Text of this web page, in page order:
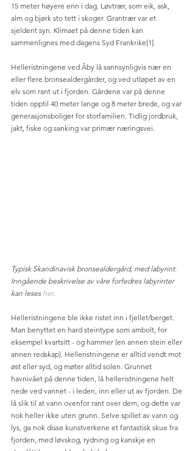
15 meter høyere enn i dag. Løvtrær, som eik, ask,
alm og bjørk sto tett i skoger. Grantrær var et
sjeldent syn. Klimaet på denne tiden kan
sammenlignes med dagens Syd Frankrike[1].
Helleristningene ved Åby lå sannsynligvis nær en
eller flere bronsealdergårder, og ved utløpet av en
elv som rant ut i fjorden. Gårdene var på denne
tiden opptil 40 meter lange og 8 meter brede, og var
generasjonsboliger for storfamilien. Tidlig jordbruk,
jakt, fiske og sanking var primær næringsvei.
Typisk Skandinavisk bronsealdergård, med labyrint.
Inngående beskrivelse av våre forfedres labyrinter
kan leses her.
Helleristningene ble ikke ristet inn i fjellet/berget.
Man benyttet en hard steintype som ambolt, for
eksempel kvartsitt - og hammer (en annen stein eller
annen redskap). Helleristningene er alltid vendt mot
øst eller syd, og møter alltid solen. Grunnet
havnivået på denne tiden, lå helleristningene helt
nede ved vannet - i leden, inn eller ut av fjorden. De
lå slik til at vann ovenfor rant over dem, og dette var
nok heller ikke uten grunn. Selve spillet av vann og
lys, ga nok disse kunstverkene et fantastisk skue fra
fjorden, med løvskog, rydning og kanskje en